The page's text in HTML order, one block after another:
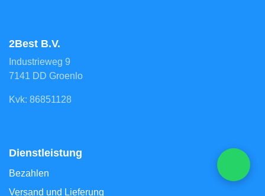
2Best B.V.
Industrieweg 9
7141 DD Groenlo
Kvk: 86851128
Dienstleistung
Bezahlen
Versand und Lieferung